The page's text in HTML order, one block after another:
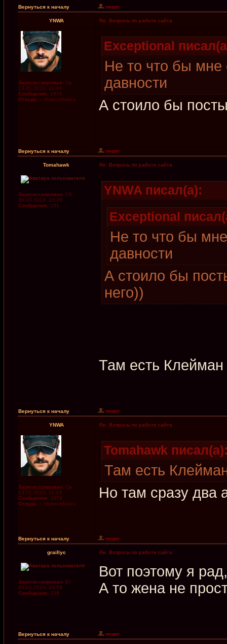
Вернуться к началу
YNWA Re: Вопросы по работе сайта
Зарегистрирован: Ср
13.01.2010, 11:43
Сообщения: 1874
Откуда: г. Новосибирск
Exceptional
Не то что бы мне
давности
А стоило бы
Вернуться к началу
Tomahawk Re: Вопросы по работе сайта
Зарегистрирован: Сб
30.03.2013, 13:35
Сообщения: 131
YNWA писал(а):
Exceptional
Не то что бы
давности
А стоило бы
него))
Там есть
Вернуться к началу
YNWA Re: Вопросы по работе сайта
Зарегистрирован: Ср
13.01.2010, 11:43
Сообщения: 1874
Откуда: г. Новосибирск
Tomahawk
Там есть
Но там сразу два
Вернуться к началу
graillyc Re: Вопросы по работе сайта
Зарегистрирован: Вт
05.01.2010, 23:59
Сообщения: 158
Вот поэтому я
А то жена не
Вернуться к началу